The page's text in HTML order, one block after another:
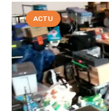
ACTU